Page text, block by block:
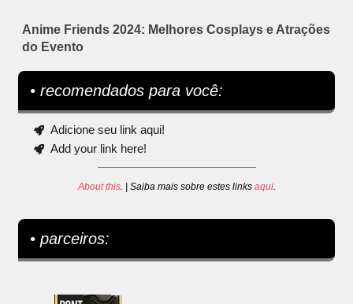
Anime Friends 2024: Melhores Cosplays e Atrações
do Evento
• recomendados para você:
Adicione seu link aqui!
Add your link here!
About this. | Saiba mais sobre estes links aqui.
• parceiros: